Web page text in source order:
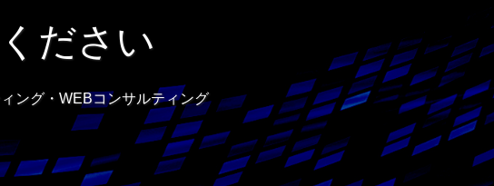
ださい
ング・WEBコンサルティング